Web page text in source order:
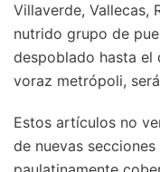
Villaverde, Vallecas,
nutrido grupo de
despoblado hasta el
voraz metrópoli,
Estos artículos no
de nuevas